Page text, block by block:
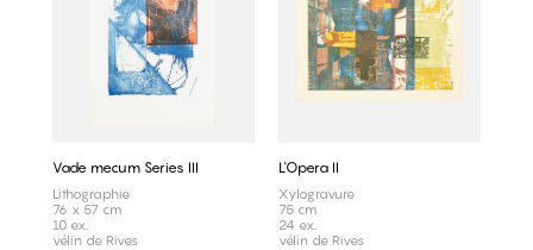
Vade mecum Series III
Lithographie
76 x 57 cm
10 ex.
vélin de Rives
L'Opera II
Xylogravure
75 cm
24 ex.
vélin de Rives